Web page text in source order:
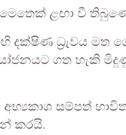
ළඟා වී
දක්ෂිණ ධ්‍රැවය මත
ගත හැකි
අභ්‍යකාශ සම්පත්
කරයි.